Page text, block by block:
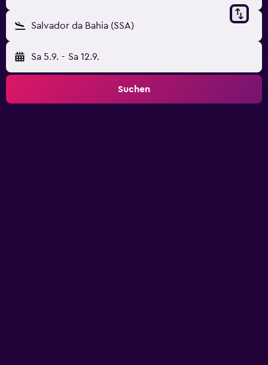
Salvador da Bahia (SSA)
Sa 5.9. - Sa 12.9.
Suchen